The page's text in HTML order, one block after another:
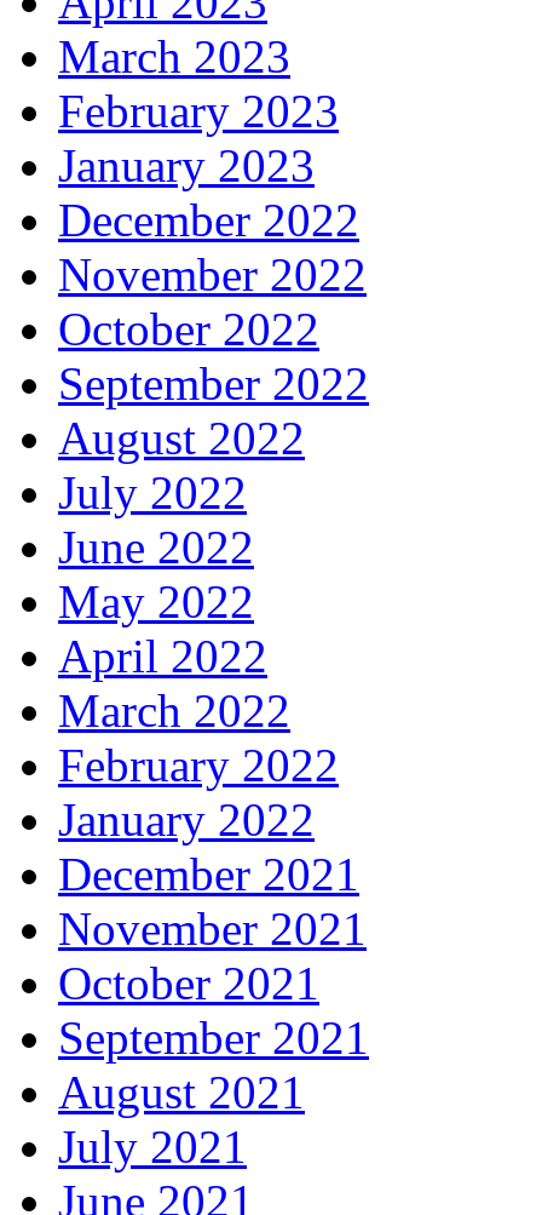
March 2023
February 2023
January 2023
December 2022
November 2022
October 2022
September 2022
August 2022
July 2022
June 2022
May 2022
April 2022
March 2022
February 2022
January 2022
December 2021
November 2021
October 2021
September 2021
August 2021
July 2021
June 2021